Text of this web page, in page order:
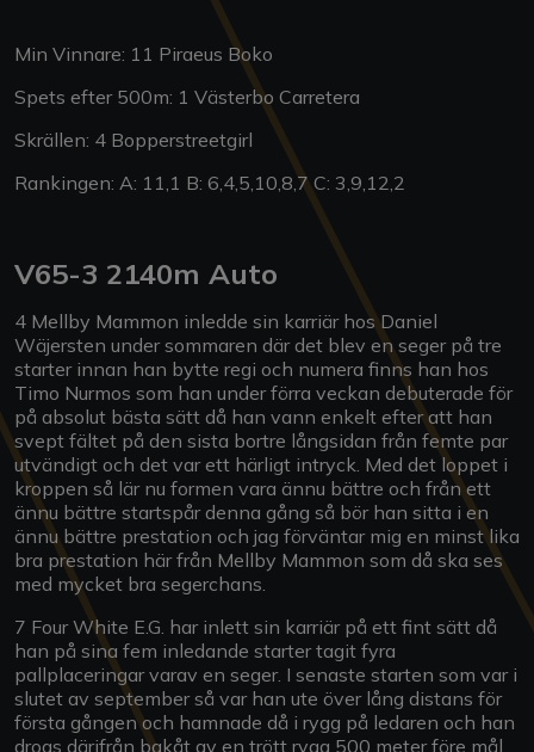
Min Vinnare: 11 Piraeus Boko
Spets efter 500m: 1 Västerbo Carretera
Skrällen: 4 Bopperstreetgirl
Rankingen: A: 11,1 B: 6,4,5,10,8,7 C: 3,9,12,2
V65-3 2140m Auto
4 Mellby Mammon inledde sin karriär hos Daniel
Wäjersten under sommaren där det blev en seger på tre
starter innan han bytte regi och numera finns han hos
Timo Nurmos som han under förra veckan debuterade för
på absolut bästa sätt då han vann enkelt efter att han
svept fältet på den sista bortre långsidan från femte par
utvändigt och det var ett härligt intryck. Med det loppet i
kroppen så lär nu formen vara ännu bättre och från ett
ännu bättre startspår denna gång så bör han sitta i en
ännu bättre prestation och jag förväntar mig en minst lika
bra prestation här från Mellby Mammon som då ska ses
med mycket bra segerchans.
7 Four White E.G. har inlett sin karriär på ett fint sätt då
han på sina fem inledande starter tagit fyra
pallplaceringar varav en seger. I senaste starten som var i
slutet av september så var han ute över lång distans för
första gången och hamnade då i rygg på ledaren och han
drogs därifrån bakåt av en trött rygg 500 meter före mål